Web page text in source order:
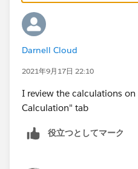
Darnell Cloud
2021年9月17日 22:10
I review the calculations
Calculation" tab
役立つとしてマーク